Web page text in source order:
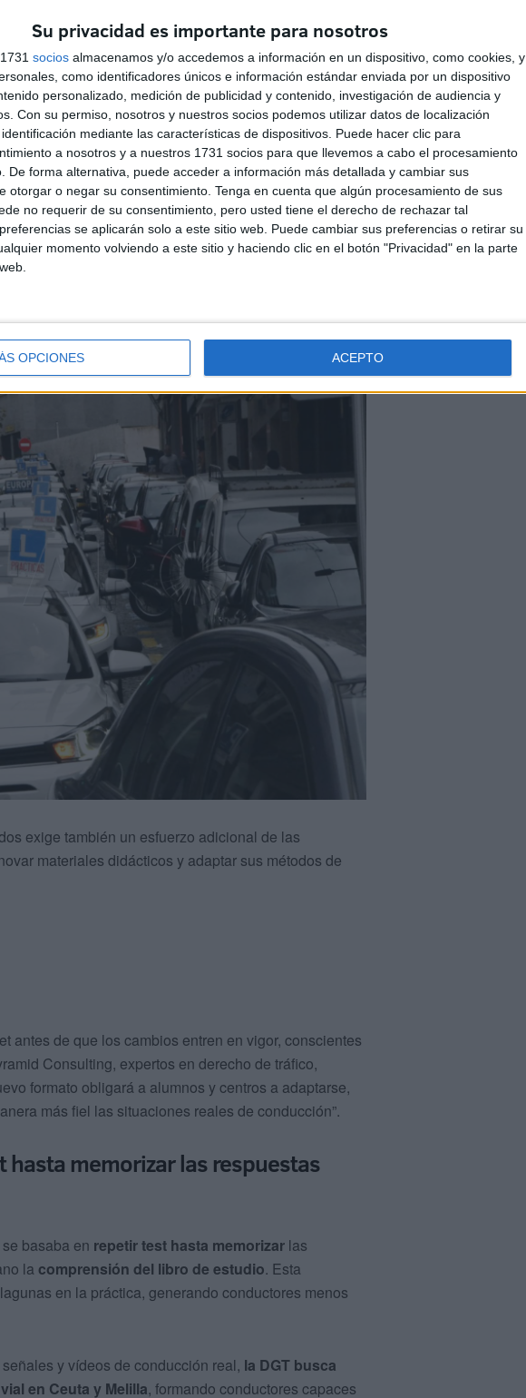
Su privacidad es importante para nosotros
socios almacenamos y/o accedemos a información en un dispositivo, como cookies, y
como identificadores únicos e información estándar enviada por un dispositivo
personalizado, medición de publicidad y contenido, investigación de audiencia y
Con su permiso, nosotros y nuestros socios podemos utilizar datos de localización
mediante las características de dispositivos. Puede hacer clic para
a nosotros y a nuestros 1731 socios para que llevemos a cabo el procesamiento
De forma alternativa, puede acceder a información más detallada y cambiar sus
otorgar o negar su consentimiento. Tenga en cuenta que algún procesamiento de sus
no requerir de su consentimiento, pero usted tiene el derecho de rechazar tal
se aplicarán solo a este sitio web. Puede cambiar sus preferencias o retirar su
momento volviendo a este sitio y haciendo clic en el botón "Privacidad" en la parte
OPCIONES ACEPTO
de gran relevancia:vídeos cortosque reproducen
europeos como Reino Unido y Francia, esta
para interpretar imprevistos, desde un vehículo
manera inesperada, retenciones súbitas o condiciones
de normas.
exige también un esfuerzo adicional de las
materiales didácticos y adaptar sus métodos de
antes de que los cambios entren en vigor, conscientes
Consulting, expertos en derecho de tráfico,
formato obligará a alumnos y centros a adaptarse,
más fiel las situaciones reales de conducción”.
memorizar las respuestas
basaba en repetir test hasta memorizar las
la comprensión del libro de estudio. Esta
en la práctica, generando conductores menos
y vídeos de conducción real, la DGT busca
en Ceuta y Melilla, formando conductores capaces